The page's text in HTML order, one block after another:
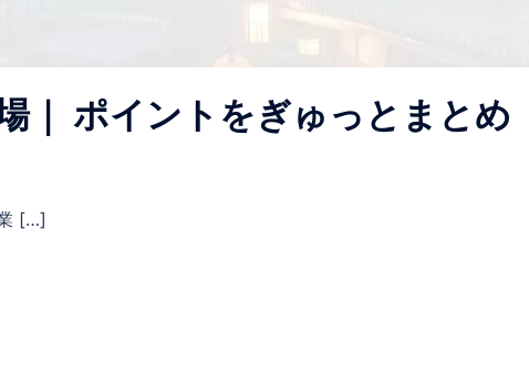
｜ ポイントをぎゅっとまとめ
[…]